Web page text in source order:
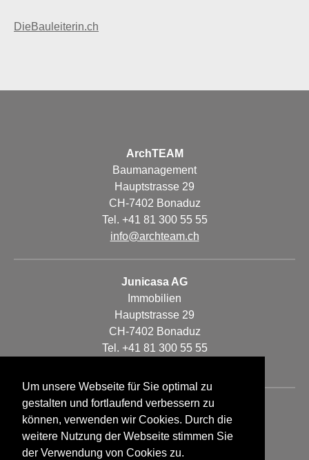
Um unsere Webseite für Sie optimal zu
gestalten und fortlaufend verbessern zu
können, verwenden wir Cookies. Durch die
weitere Nutzung der Webseite stimmen Sie
der Verwendung von Cookies zu.
DieBauleiterin.ch
ArchTEAM
Baumanagement
Hauptstrasse 29
CH-7402 Bonaduz
Tel. +41 81 300 55 55
info@archteam.ch
Junicasa AG
Immobilien
Hauptstrasse 29
CH-7402 Bonaduz
Tel. +41 81 300 55 55
ARCHTEAM
JUNICASA AG